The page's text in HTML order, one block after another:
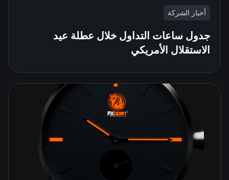
أخبار الشركة
جدول ساعات التداول خلال عطلة عيد
الاستقلال الأمريكي